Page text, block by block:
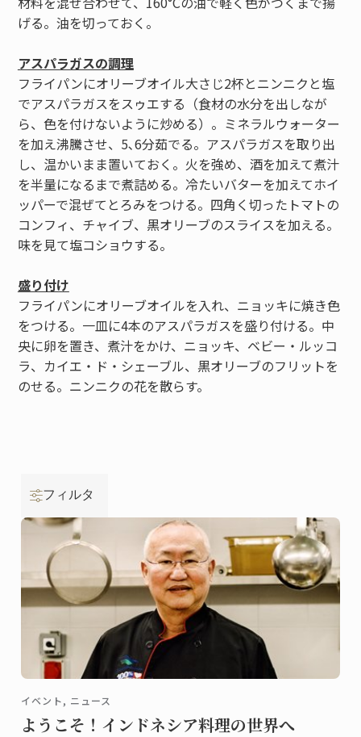
げる。油を切っておく。
アスパラガスの調理
フライパンにオリーブオイル大さじ2杯とニンニクと塩
でアスパラガスをスゥエする（食材の水分を出しなが
ら、色を付けないように炒める）。ミネラルウォーター
を加え沸騰させ、5､6分茹でる。アスパラガスを取り出
し、温かいまま置いておく。火を強め、酒を加えて煮汁
を半量になるまで煮詰める。冷たいバターを加えてホイ
ッパーで混ぜてとろみをつける。四角く切ったトマトの
コンフィ、チャイブ、黒オリーブのスライスを加える。
味を見て塩コショウする。
盛り付け
フライパンにオリーブオイルを入れ、ニョッキに焼き色
をつける。一皿に4本のアスパラガスを盛り付ける。中
央に卵を置き、煮汁をかけ、ニョッキ、ベビー・ルッコ
ラ、カイエ・ド・シェーブル、黒オリーブのフリットを
のせる。ニンニクの花を散らす。
フィルタ
イベント, ニュース
ようこそ！インドネシア料理の世界へ